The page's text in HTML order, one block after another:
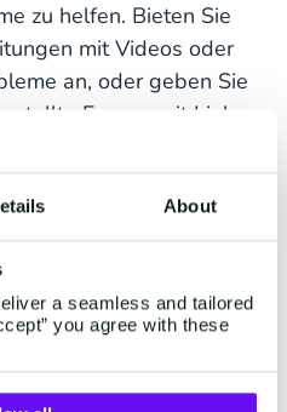
About
a seamless and tailored
you agree with these
zu helfen. Bieten Sie
mit Videos oder
an, oder geben Sie
Fragen mit Links
zum Helpdesk, um
verbessern.